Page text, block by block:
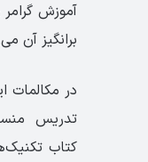
آموزش
برانگیز آن
در مکالمات
تدريس
کتاب